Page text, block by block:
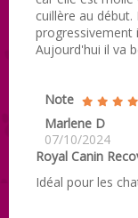
cuillère au
progressivement
Aujourd'hui il va
Note
Marlene D
07/10/2024
Royal Canin
Idéal pour les